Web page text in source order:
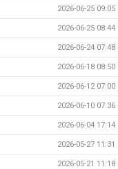
2026-06-25 09:05
2026-06-25 08:44
2026-06-24 07:48
2026-06-18 08:50
2026-06-12 07:00
2026-06-10 07:36
2026-06-04 17:14
2026-05-27 11:31
2026-05-21 11:18